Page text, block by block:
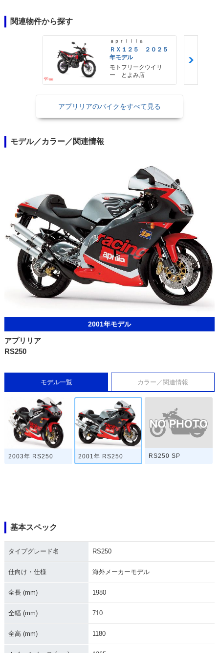
関連物件から探す
ａｐｒｉｌｉａ
ＲＸ１２５ ２０２５
年モデル
モトフリークウイリ
ー とよみ店
アプリリアのバイクをすべて見る
モデル／カラー／関連情報
2001年モデル
アプリリア
RS250
モデル一覧 カラー／関連情報
2003年 RS250 2001年 RS250 RS250 SP
基本スペック
タイプグレード名 RS250
仕向け・仕様 海外メーカーモデル
全長 (mm) 1980
全幅 (mm) 710
全高 (mm) 1180